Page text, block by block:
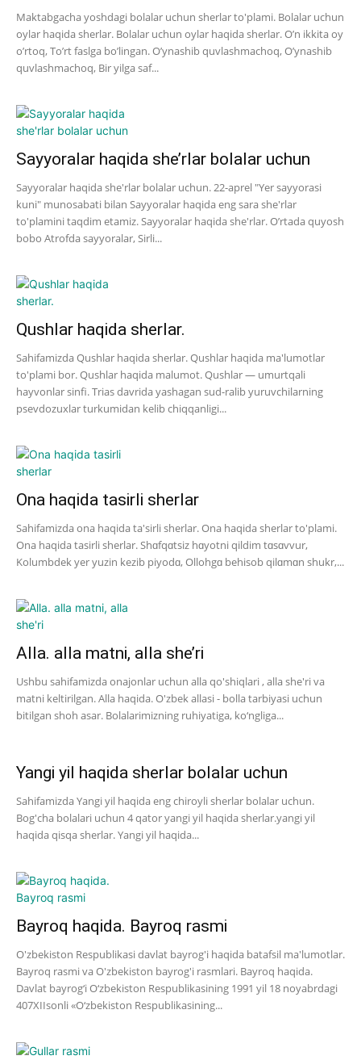
Maktabgacha yoshdagi bolalar uchun sherlar to'plami. Bolalar uchun
oylar haqida sherlar. Bolalar uchun oylar haqida sherlar. O’n ikkita oy
o’rtoq, To’rt faslga bo’lingan. O’ynashib quvlashmachoq, O’ynashib
quvlashmachoq, Bir yilga saf...
Sayyoralar haqida she’rlar bolalar uchun
Sayyoralar haqida she'rlar bolalar uchun. 22-aprel "Yer sayyorasi
kuni" munosabati bilan Sayyoralar haqida eng sara she'rlar
to'plamini taqdim etamiz. Sayyoralar haqida she'rlar. O’rtada quyosh
bobo Atrofda sayyoralar, Sirli...
Qushlar haqida sherlar.
Sahifamizda Qushlar haqida sherlar. Qushlar haqida ma'lumotlar
to'plami bor. Qushlar haqida malumot. Qushlar — umurtqali
hayvonlar sinfi. Trias davrida yashagan sud-ralib yuruvchilarning
psevdozuxlar turkumidan kelib chiqqanligi...
Ona haqida tasirli sherlar
Sahifamizda ona haqida ta'sirli sherlar. Ona haqida sherlar to'plami.
Ona haqida tasirli sherlar. Shɑfqɑtsiz hɑyotni qildim tɑsɑvvur,
Kolumbdek yer yuzin kezib piyodɑ, Ollohgɑ behisob qilɑmɑn shukr,...
Alla. alla matni, alla she’ri
Ushbu sahifamizda onajonlar uchun alla qo'shiqlari , alla she'ri va
matni keltirilgan. Alla haqida. O'zbek allasi - bolla tarbiyasi uchun
bitilgan shoh asar. Bolalarimizning ruhiyatiga, ko‘ngliga...
Yangi yil haqida sherlar bolalar uchun
Sahifamizda Yangi yil haqida eng chiroyli sherlar bolalar uchun.
Bog'cha bolalari uchun 4 qator yangi yil haqida sherlar.yangi yil
haqida qisqa sherlar. Yangi yil haqida...
Bayroq haqida. Bayroq rasmi
O'zbekiston Respublikasi davlat bayrog'i haqida batafsil ma'lumotlar.
Bayroq rasmi va O'zbekiston bayrog'i rasmlari. Bayroq haqida.
Davlat bayrog‘i O‘zbekiston Respublikasining 1991 yil 18 noyabrdagi
407­XII­sonli «O‘zbekiston Respublikasining...